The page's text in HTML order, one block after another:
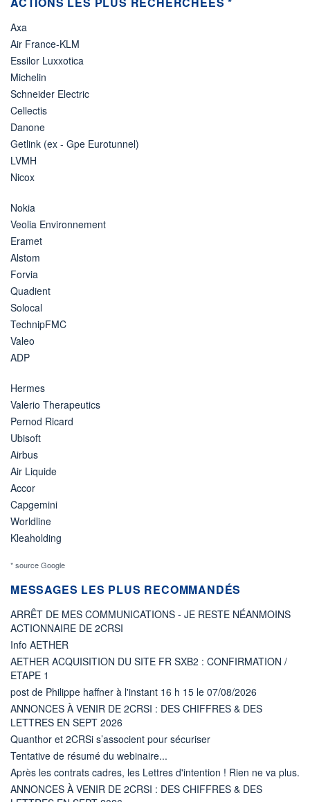
Axa
Air France-KLM
Essilor Luxxotica
Michelin
Schneider Electric
Cellectis
Danone
Getlink (ex - Gpe Eurotunnel)
LVMH
Nicox
Nokia
Veolia Environnement
Eramet
Alstom
Forvia
Quadient
Solocal
TechnipFMC
Valeo
ADP
Hermes
Valerio Therapeutics
Pernod Ricard
Ubisoft
Airbus
Air Liquide
Accor
Capgemini
Worldline
Kleaholding
* source Google
MESSAGES LES PLUS RECOMMANDÉS
ARRÊT DE MES COMMUNICATIONS - JE RESTE NÉANMOINS
ACTIONNAIRE DE 2CRSI
Info AETHER
AETHER ACQUISITION DU SITE FR SXB2 : CONFIRMATION /
ETAPE 1
post de Philippe haffner à l'instant 16 h 15 le 07/08/2026
ANNONCES À VENIR DE 2CRSI : DES CHIFFRES & DES
LETTRES EN SEPT 2026
Quanthor et 2CRSi s’associent pour sécuriser
Tentative de résumé du webinaire...
Après les contrats cadres, les Lettres d'intention ! Rien ne va plus.
ANNONCES À VENIR DE 2CRSI : DES CHIFFRES & DES